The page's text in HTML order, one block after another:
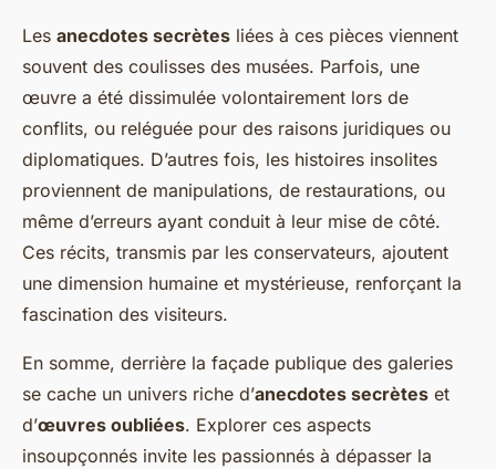
Les anecdotes secrètes liées à ces pièces viennent
souvent des coulisses des musées. Parfois, une
œuvre a été dissimulée volontairement lors de
conflits, ou reléguée pour des raisons juridiques ou
diplomatiques. D’autres fois, les histoires insolites
proviennent de manipulations, de restaurations, ou
même d’erreurs ayant conduit à leur mise de côté.
Ces récits, transmis par les conservateurs, ajoutent
une dimension humaine et mystérieuse, renforçant la
fascination des visiteurs.
En somme, derrière la façade publique des galeries
se cache un univers riche d’anecdotes secrètes et
d’œuvres oubliées. Explorer ces aspects
insoupçonnés invite les passionnés à dépasser la